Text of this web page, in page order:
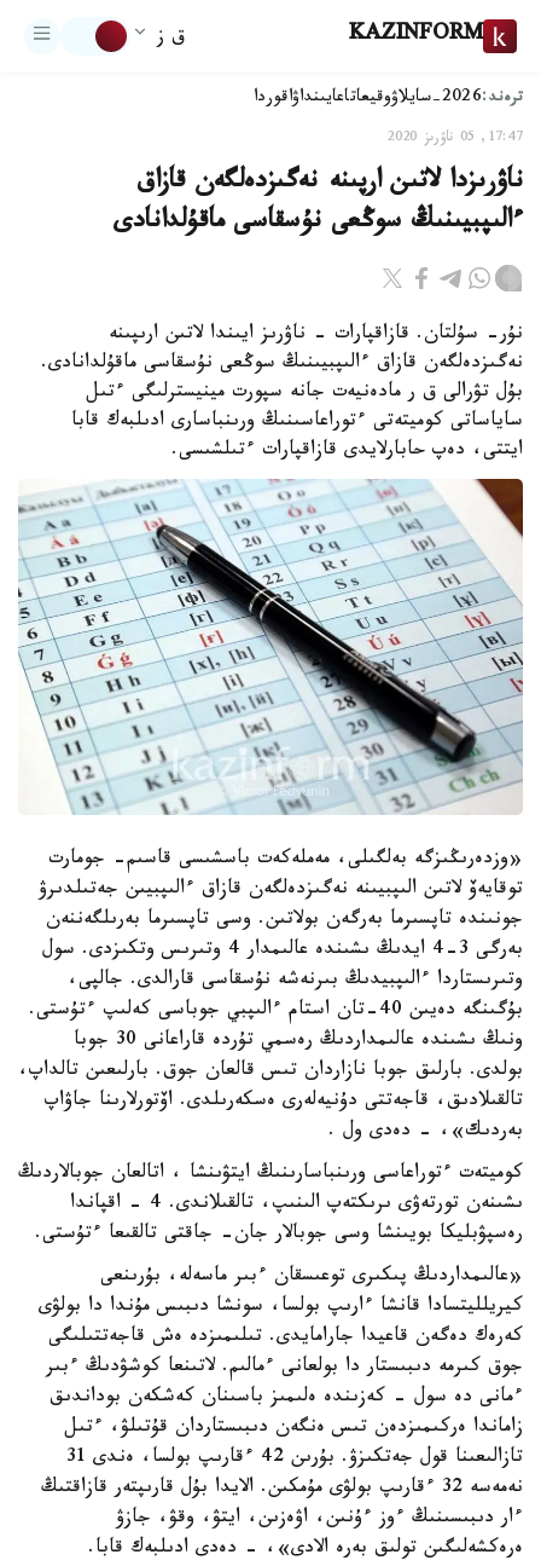
KAZINFORM ق ز
ترەند:2026-سايلاۋ وقيعاتاعايىنداۋاقوردا
17:47, 05 ناۋرىز 2020
ناۋرىزدا لاتىن ارپىنە نەگىزدەلگەن قازاق
ءالىپبيىنىڭ سوڭعى نۇسقاسى ماقۇلدانادى
نۇر- سۇلتان. قازاقپارات - ناۋرىز ايىندا لاتىن ارىپىنە
نەگىزدەلگەن قازاق ءالىپبيىنىڭ سوڭعى نۇسقاسى ماقۇلدانادى.
بۇل تۋرالى ق ر مادەنيەت جانە سپورت مينيسترلىگى ءتىل
ساياساتى كوميتەتى ءتوراعاسىنىڭ ورىنباسارى ادىلبەك قابا
ايتتى، دەپ حابارلايدى قازاقپارات ءتىلشىسى.
«وزدەرىڭىزگە بەلگىلى، مەملەكەت باسشىسى قاسىم- جومارت
توقايەۆ لاتىن الىپبيىنە نەگىزدەلگەن قازاق ءالىپبيىن جەتىلدىرۋ
جونىندە تاپسىرما بەرگەن بولاتىن. وسى تاپسىرما بەرىلگەننەن
بەرگى 3-4 ايدىڭ ىشىندە عالىمدار 4 وتىرىس وتكىزدى. سول
وتىرىستاردا ءالىپبيدىڭ بىرنەشە نۇسقاسى قارالدى. جالپى،
بۇگىنگە دەيىن 40-تان استام ءالىپبي جوباسى كەلىپ ءتۇستى.
ونىڭ ىشىندە عالىمداردىڭ رەسمي تۇردە قاراعانى 30 جوبا
بولدى. بارلىق جوبا نازاردان تىس قالعان جوق. بارلىعىن تالداپ،
تالقىلادىق، قاجەتتى دۇنيەلەرى ەسكەرىلدى. اۆتورلارىنا جاۋاپ
بەردىك»، - دەدى ول .
كوميتەت ءتوراعاسى ورىنباسارىنىڭ ايتۋىنشا ، اتالعان جوبالاردىڭ
ىشىنەن تورتەۋى ىرىكتەپ الىنىپ، تالقىلاندى. 4 - اقپاندا
رەسپۋبليكا بويىنشا وسى جوبالار جان- جاقتى تالقىعا ءتۇستى.
«عالىمداردىڭ پىكىرى توعىسقان ءبىر ماسەلە، بۇرىنعى
كيريلليتسادا قانشا ءارىپ بولسا، سونشا دىبىس مۇندا دا بولۋى
كەرەك دەگەن قاعيدا جارامايدى. تىلىمىزدە ەش قاجەتتىلىگى
جوق كىرمە دىبىستار دا بولعانى ءمالىم. لاتىنعا كوشۋدىڭ ءبىر
ءمانى دە سول - كەزىندە ەلىمىز باسىنان كەشكەن بوداندىق
زاماندا ەركىمىزدەن تىس ەنگەن دىبىستاردان قۇتىلۋ، ءتىل
تازالىعىنا قول جەتكىزۋ. بۇرىن 42 ءقارىپ بولسا، ەندى 31
نەمەسە 32 ءقارىپ بولۋى مۇمكىن. الايدا بۇل قارىپتەر قازاقتىڭ
ءار دىبىسىنىڭ ءوز ءۇنىن، اۋەزىن، ايتۋ، وقۋ، جازۋ
ەرەكشەلىگىن تولىق بەرە الادى»، - دەدى ادىلبەك قابا.